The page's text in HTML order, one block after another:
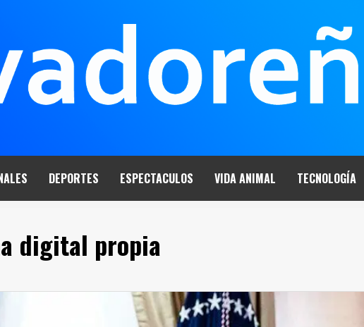
DEPORTES ESPECTACULOS VIDA ANIMAL TECNOLOGÍA
digital propia